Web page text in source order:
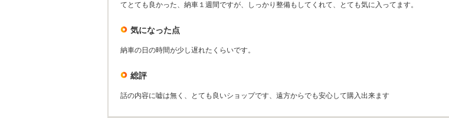
てとても良かった、納車１週間ですが、しっかり整備もしてくれて、とても気に入ってます。
気になった点
納車の日の時間が少し遅れたくらいです。
総評
話の内容に嘘は無く、とても良いショップです、遠方からでも安心して購入出来ます